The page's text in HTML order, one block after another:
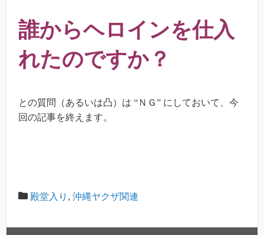
誰からヘロインを仕入
れたのですか？
との質問（あるいは凸）は “ＮＧ” にしておいて、今
回の記事を終えます。
殿堂入り , 沖縄ヤクザ関連